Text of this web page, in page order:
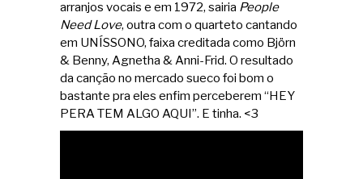
arranjos vocais e em 1972, sairia People
Need Love, outra com o quarteto cantando
em UNÍSSONO, faixa creditada como Björn
& Benny, Agnetha & Anni-Frid. O resultado
da canção no mercado sueco foi bom o
bastante pra eles enfim perceberem “HEY
PERA TEM ALGO AQUI”. E tinha. <3